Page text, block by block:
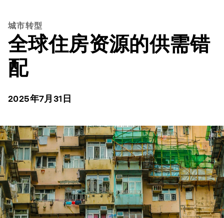
城市转型
全球住房资源的供需错
配
2025年7月31日